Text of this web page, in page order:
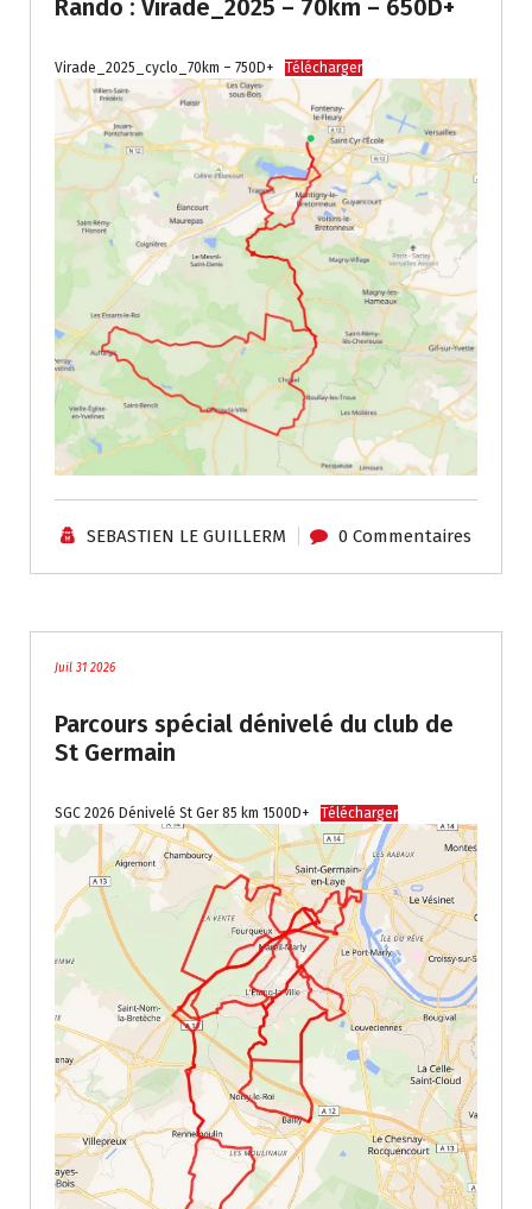
Rando : Virade_2025 – 70km – 650D+
Virade_2025_cyclo_70km – 750D+ Télécharger
SEBASTIEN LE GUILLERM 0 Commentaires
Juil 31 2026
Parcours spécial dénivelé du club de
St Germain
SGC 2026 Dénivelé St Ger 85 km 1500D+ Télécharger